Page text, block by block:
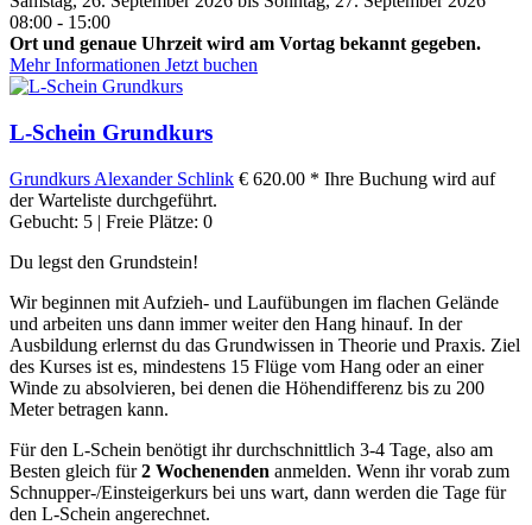
08:00 - 15:00
Ort und genaue Uhrzeit wird am Vortag bekannt gegeben.
Mehr Informationen Jetzt buchen
L-Schein Grundkurs
Grundkurs Alexander Schlink € 620.00 * Ihre Buchung wird auf
der Warteliste durchgeführt.
Gebucht: 5 | Freie Plätze: 0
Du legst den Grundstein!
Wir beginnen mit Aufzieh- und Laufübungen im flachen Gelände
und arbeiten uns dann immer weiter den Hang hinauf. In der
Ausbildung erlernst du das Grundwissen in Theorie und Praxis. Ziel
des Kurses ist es, mindestens 15 Flüge vom Hang oder an einer
Winde zu absolvieren, bei denen die Höhendifferenz bis zu 200
Meter betragen kann.
Für den L-Schein benötigt ihr durchschnittlich 3-4 Tage, also am
Besten gleich für2 Wochenenden anmelden. Wenn ihr vorab zum
Schnupper-/Einsteigerkurs bei uns wart, dann werden die Tage für
den L-Schein angerechnet.